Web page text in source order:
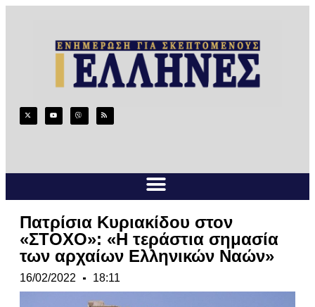
Πατρίσια Κυριακίδου στον
«ΣΤΟΧΟ»: «Η τεράστια σημασία
των αρχαίων Ελληνικών Ναών»
16/02/2022 18:11